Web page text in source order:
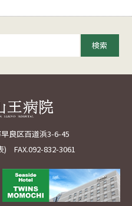
良区百道浜3-6-45
) FAX.092-832-3061